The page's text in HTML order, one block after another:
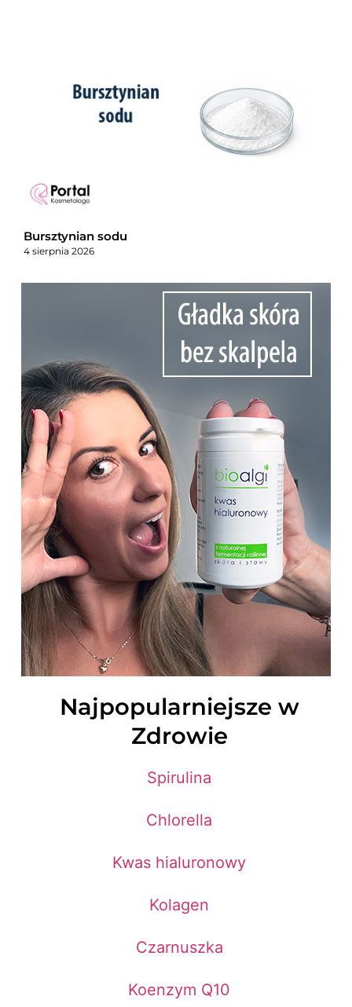
Bursztynian sodu
4 sierpnia 2026
Najpopularniejsze w
Zdrowie
Spirulina
Chlorella
Kwas hialuronowy
Kolagen
Czarnuszka
Koenzym Q10